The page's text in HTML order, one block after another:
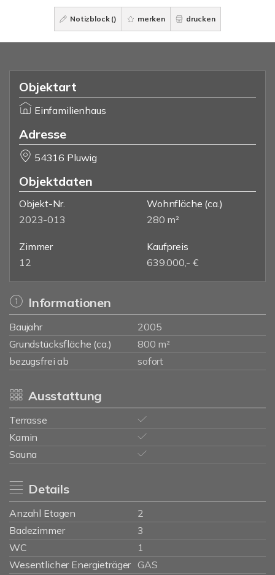
Notizblock () merken drucken
Objektart
Einfamilienhaus
Adresse
54316 Pluwig
Objektdaten
Objekt-Nr.
2023-013
Wohnfläche (ca.)
280 m²
Zimmer
12
Kaufpreis
639.000,- €
Informationen
Baujahr
2005
Grundstücksfläche (ca.)
800 m²
bezugsfrei ab
sofort
Ausstattung
Terrasse
Kamin
Sauna
Details
Anzahl Etagen
2
Badezimmer
3
WC
1
Wesentlicher Energieträger GAS